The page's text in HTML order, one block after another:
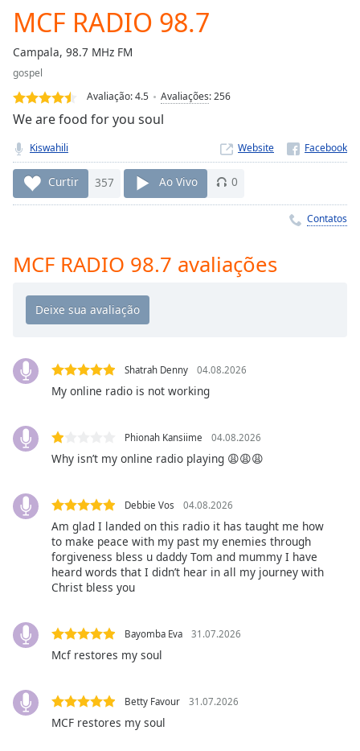
Current
Time 0:00
Duration -:-
Loaded
0.00%
Stream
Seek to
live,
currently
behind
liveLIVE
Playback
Rate
Chapters
descriptions
,
Subtitles
subtitles
settings,
opens
subtitles
dialog
subtitles
Audio
MCF RADIO 98.7
Campala, 98.7 MHz FM
gospel
Avaliação:4.5 Avaliações:256
We are food for you soul
Kiswahili Website
Curtir 357 Ao Vivo 0
Contatos
MCF RADIO 98.7 avaliações
Shatrah Denny 04.08.2026
My online radio is not working
Phionah Kansiime 04.08.2026
Why isn’t my online radio playing 😩😩😩
Debbie Vos 04.08.2026
Am glad I landed on this radio it has taught me how
to make peace with my past my enemies through
forgiveness bless u daddy Tom and mummy I have
heard words that I didn’t hear in all my journey with
Christ bless you
Bayomba Eva 31.07.2026
Mcf restores my soul
Betty Favour 31.07.2026
MCF restores my soul